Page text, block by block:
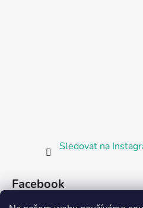
Sledovat na
Facebook